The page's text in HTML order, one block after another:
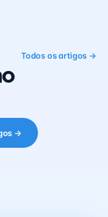
Todos os artigos →
→